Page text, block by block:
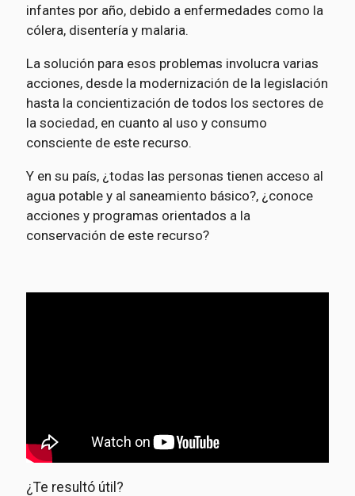
infantes por año, debido a enfermedades como la
cólera, disentería y malaria.
La solución para esos problemas involucra varias
acciones, desde la modernización de la legislación
hasta la concientización de todos los sectores de
la sociedad, en cuanto al uso y consumo
consciente de este recurso.
Y en su país, ¿todas las personas tienen acceso al
agua potable y al saneamiento básico?, ¿conoce
acciones y programas orientados a la
conservación de este recurso?
¿Te resultó útil?